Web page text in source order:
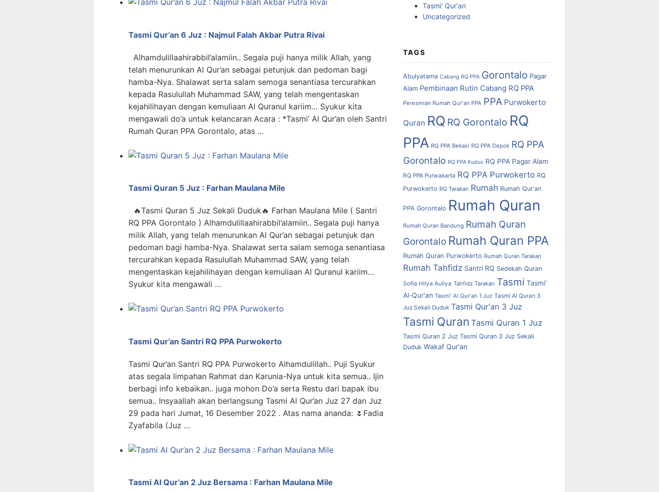
Tasmi Qur’an 6 Juz : Najmul Falah Akbar Putra Rivai
Alhamdulillaahirabbil’alamiin.. Segala puji hanya milik Allah, yang
telah menurunkan Al Qur’an sebagai petunjuk dan pedoman bagi
hamba-Nya. Shalawat serta salam semoga senantiasa tercurahkan
kepada Rasulullah Muhammad SAW, yang telah mengentaskan
kejahilihayan dengan kemuliaan Al Quranul kariim… Syukur kita
mengawali do’a untuk kelancaran Acara : *Tasmi’ Al Qur’an oleh Santri
Rumah Quran PPA Gorontalo, atas …
Tasmi Quran 5 Juz : Farhan Maulana Mile
🔥Tasmi Quran 5 Juz Sekali Duduk🔥 Farhan Maulana Mile ( Santri
RQ PPA Gorontalo ) Alhamdulillaahirabbil’alamiin.. Segala puji hanya
milik Allah, yang telah menurunkan Al Qur’an sebagai petunjuk dan
pedoman bagi hamba-Nya. Shalawat serta salam semoga senantiasa
tercurahkan kepada Rasulullah Muhammad SAW, yang telah
mengentaskan kejahilihayan dengan kemuliaan Al Quranul kariim…
Syukur kita mengawali …
Tasmi Qur’an Santri RQ PPA Purwokerto
Tasmi Qur’an Santri RQ PPA Purwokerto Alhamdulillah.. Puji Syukur
atas segala limpahan Rahmat dan Karunia-Nya untuk kita semua.. Ijin
berbagi info kebaikan.. juga mohon Do’a serta Restu dari bapak ibu
semua.. Insyaallah akan berlangsung Tasmi Al Qur’an Juz 27 dan Juz
29 pada hari Jumat, 16 Desember 2022 . Atas nama ananda: 🌷Fadia
Zyafabila (Juz …
Tasmi Al Qur’an 2 Juz Bersama : Farhan Maulana Mile
Tasmi' Qur'an
Uncategorized
TAGS
Abulyatama Cabang RQ PPA Gorontalo Pagar
Alam Pembinaan Rutin Cabang RQ PPA
Peresmian Rumah Qur'an PPA PPA Purwokerto
Quran RQ RQ Gorontalo RQ
PPA RQ PPA Bekasi RQ PPA Depok RQ PPA
Gorontalo RQ PPA Kudus RQ PPA Pagar Alam
RQ PPA Purwakarta RQ PPA Purwokerto RQ
Purwokerto RQ Tarakan Rumah Rumah Qur'an
PPA Gorontalo Rumah Quran
Rumah Quran Bandung Rumah Quran
Gorontalo Rumah Quran PPA
Rumah Quran Purwokerto Rumah Quran Tarakan
Rumah Tahfidz Santri RQ Sedekah Quran
Sofia Hilya Auliya Tahfidz Tarakan Tasmi Tasmi'
Al-Qur'an Tasmi' Al Qur'an 1 Juz Tasmi Al Quran 3
Juz Sekali Duduk Tasmi Qur'an 3 Juz
Tasmi Quran Tasmi Quran 1 Juz
Tasmi Quran 2 Juz Tasmi Quran 3 Juz Sekali
Duduk Wakaf Qur'an